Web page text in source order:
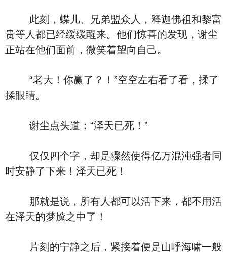
此刻，蝶儿、兄弟盟众人，释迦佛祖和黎富
贵等人都已经缓缓醒来。他们惊喜的发现，谢尘
正站在他们面前，微笑着望向自己。
“老大！你赢了？！”空空左右看了看，揉了
揉眼睛。
谢尘点头道：“泽天已死！”
仅仅四个字，却是骤然使得亿万混沌强者同
时安静了下来！泽天已死！
那就是说，所有人都可以活下来，都不用活
在泽天的梦魇之中了！
片刻的宁静之后，紧接着便是山呼海啸一般